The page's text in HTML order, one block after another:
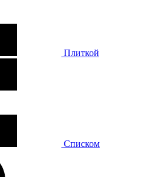
Плиткой
Списком